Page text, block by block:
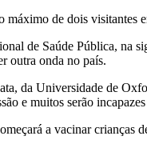
de dois visitantes
de Saúde Pública, na
outra onda no país.
da Universidade de
e muitos serão
a vacinar crianças